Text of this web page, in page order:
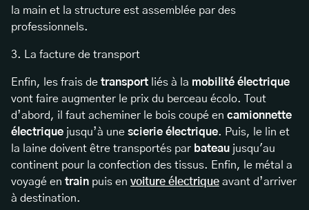
la main et la structure est assemblée par des
professionnels.
3. La facture de transport
Enfin, les frais de transport liés à la mobilité électrique
vont faire augmenter le prix du berceau écolo. Tout
d’abord, il faut acheminer le bois coupé en camionnette
électrique jusqu’à une scierie électrique. Puis, le lin et
la laine doivent être transportés par bateau jusqu'au
continent pour la confection des tissus. Enfin, le métal a
voyagé en train puis en voiture électrique avant d’arriver
à destination.